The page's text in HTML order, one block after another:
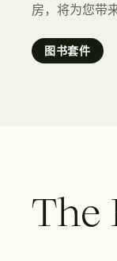
房，将为您带
图书套件
The